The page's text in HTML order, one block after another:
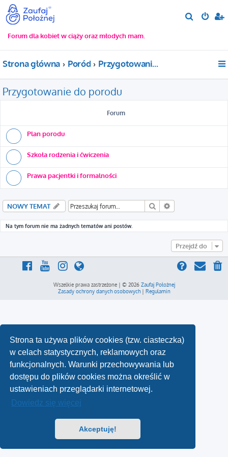
Strona ta używa plików cookies (tzw. ciasteczka)
w celach statystycznych, reklamowych oraz
funkcjonalnych. Warunki przechowywania lub
dostępu do plików cookies można określić w
ustawieniach przeglądarki internetowej.
Dowiedz się więcej
Akceptuję!
j
Forum dla kobiet w ciąży oraz młodych mam.
Strona główna Poród Przygotowanie do porodu
Przygotowanie do porodu
Forum
Plan porodu
Szkoła rodzenia i ćwiczenia
Prawa pacjentki i formalności
NOWY TEMAT Szukaj
Na tym forum nie ma żadnych tematów ani postów.
Przejdź do
Wszelkie prawa zastrzeżone | © 2026 Zaufaj Położnej
Zasady ochrony danych osobowych| Regulamin